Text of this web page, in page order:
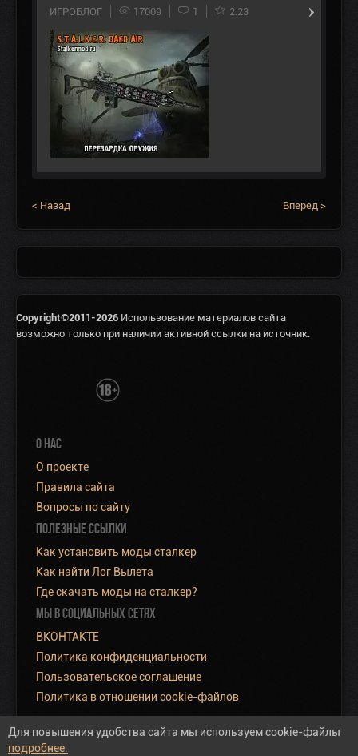
ИГРОБЛОГ 17009 1 2.23
< Назад Вперед >
Copyright©2011-2026 Использование материалов сайта
возможно только при наличии активной ссылки на источник.
О НАС
О проекте
Правила сайта
Вопросы по сайту
ПОЛЕЗНЫЕ ССЫЛКИ
Как установить моды сталкер
Как найти Лог Вылета
Где скачать моды на сталкер?
МЫ В СОЦИАЛЬНЫХ СЕТЯХ
ВКОНТАКТЕ
Политика конфиденциальности
Пользовательское соглашение
Политика в отношении cookie-файлов
Для повышения удобства сайта мы используем cookie-файлы
подробнее.